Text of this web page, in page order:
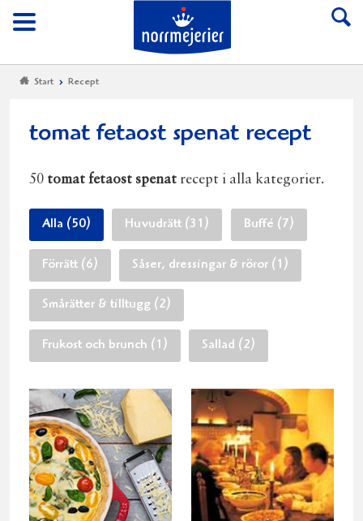
Meny
Till Norrmejerier
Start Recept
tomat fetaost spenat recept
50 tomat fetaost spenat recept i alla kategorier.
Alla (50) Huvudrätt (31) Buffé (7)
Förrätt (6) Såser, dressingar & röror (1)
Smårätter & tilltugg (2)
Frukost och brunch (1) Sallad (2)